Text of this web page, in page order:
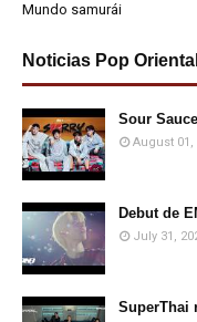
Mundo samurái
Noticias Pop Oriental
Sour
August 01,
Debut de
July 31,
SuperThai